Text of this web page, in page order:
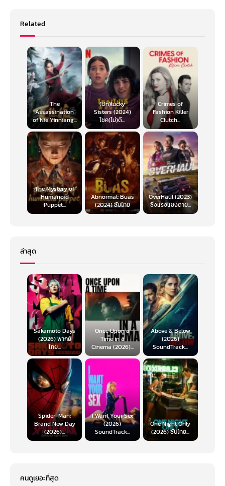
Related
The
Assassination
of Nie Yinniang...
(Un)lucky
Sisters (2024)
โชค(ไม่)ดี...
Crimes of
Fashion Killer
Clutch...
The Mystery of
Humanoid
Puppet...
Abnormal: Buas
(2024) ซับไทย
OverHaul (2023)
ซิ่งแรงแซงตาย...
ล่าสุด
Sakamoto Days
(2026) พากย์
ไทย...
Once Upon a
Time in a
Cinema (2026)...
Above & Below
(2026)
SoundTrack...
Spider-Man:
Brand New Day
(2026)...
I Want Your Sex
(2026)
SoundTrack...
One Night Only
(2026) ซับไทย...
คนดูเยอะที่สุด